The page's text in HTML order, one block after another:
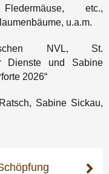
etc.,
u.a.m.
NVL, St.
Dienste und Sabine
2026“
Sabine Sickau,